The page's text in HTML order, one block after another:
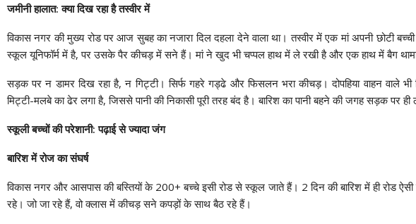
जमीनी हालात: क्या दिख रहा है तस्वीर में
विकास नगर की मुख्य रोड पर आज सुबह का नजारा दिल दहला देने वाला था। तस्वीर में एक मां अपनी छोटी
स्कूल यूनिफॉर्म में है, पर उसके पैर कीचड़ में सने हैं। मां ने खुद भी चप्पल हाथ में ले रखी है और एक हाथ में बैग
सड़क पर न डामर दिख रहा है, न गिट्टी। सिर्फ गहरे गड्ढे और फिसलन भरा कीचड़। दोपहिया वाहन वाले
मिट्टी-मलबे का ढेर लगा है, जिससे पानी की निकासी पूरी तरह बंद है। बारिश का पानी बहने की जगह सड़क पर ही
स्कूली बच्चों की परेशानी: पढ़ाई से ज्यादा जंग
बारिश में रोज का संघर्ष
विकास नगर और आसपास की बस्तियों के 200+ बच्चे इसी रोड से स्कूल जाते हैं। 2 दिन की बारिश में ही रोड ऐसी
रहे। जो जा रहे हैं, वो क्लास में कीचड़ सने कपड़ों के साथ बैठ रहे हैं।